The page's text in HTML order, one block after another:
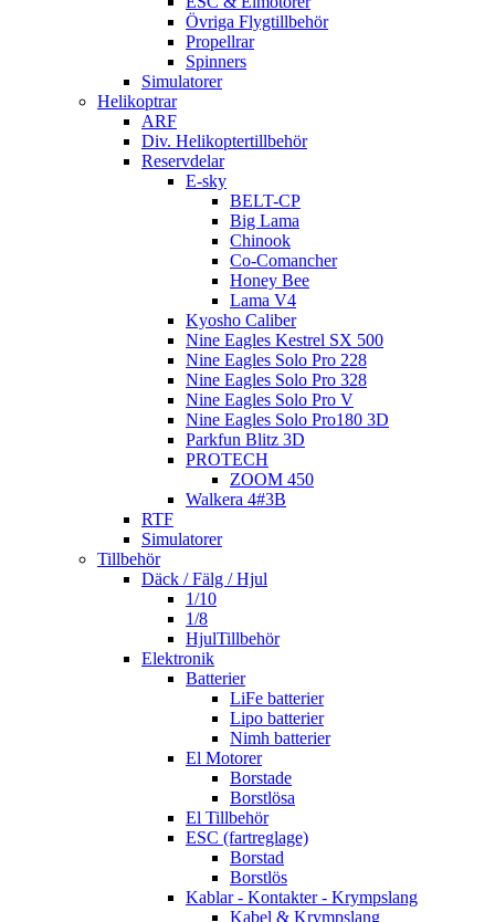
Övriga Flygtillbehör
Propellrar
Spinners
Simulatorer
Helikoptrar
ARF
Div. Helikoptertillbehör
Reservdelar
E-sky
BELT-CP
Big Lama
Chinook
Co-Comancher
Honey Bee
Lama V4
Kyosho Caliber
Nine Eagles Kestrel SX 500
Nine Eagles Solo Pro 228
Nine Eagles Solo Pro 328
Nine Eagles Solo Pro V
Nine Eagles Solo Pro180 3D
Parkfun Blitz 3D
PROTECH
ZOOM 450
Walkera 4#3B
RTF
Simulatorer
Tillbehör
Däck / Fälg / Hjul
1/10
1/8
HjulTillbehör
Elektronik
Batterier
LiFe batterier
Lipo batterier
Nimh batterier
El Motorer
Borstade
Borstlösa
El Tillbehör
ESC (fartreglage)
Borstad
Borstlös
Kablar - Kontakter - Krympslang
Kabel & Krympslang